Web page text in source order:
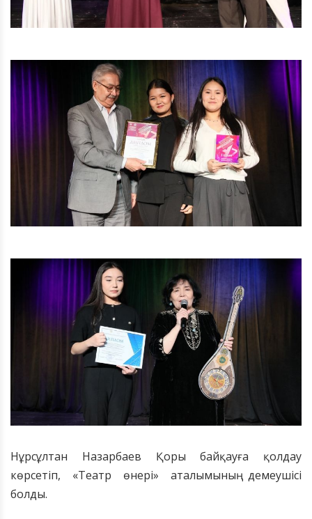
Нұрсұлтан Назарбаев Қоры байқауға қолдау
көрсетіп, «Театр өнері» аталымының демеушісі
болды.